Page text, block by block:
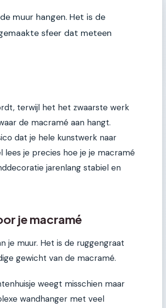
muur hangen. Het is de
sfeer dat meteen
terwijl het het zwaarste werk
de macramé aan hangt.
dat je hele kunstwerk naar
lees je precies hoe je je macramé
jarenlang stabiel en
je macramé
je muur. Het is de ruggengraat
gewicht van de macramé.
weegt misschien maar
wandhanger met veel